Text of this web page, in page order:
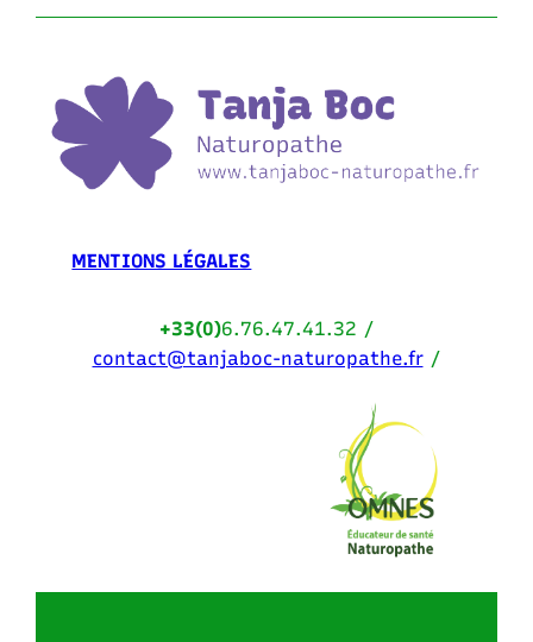
MENTIONS LÉGALES
+33(0)6.76.47.41.32 /
contact@tanjaboc-naturopathe.fr/